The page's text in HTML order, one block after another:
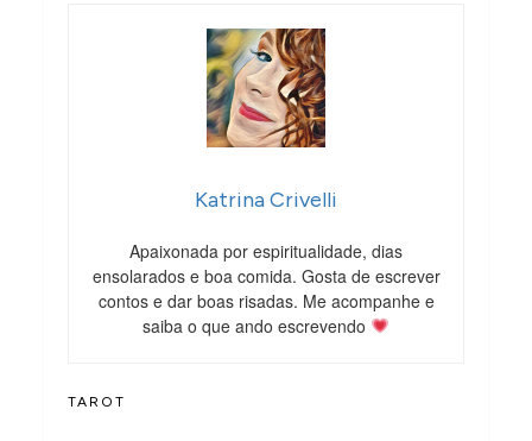
Katrina Crivelli
Apaixonada por espiritualidade, dias
ensolarados e boa comida. Gosta de escrever
contos e dar boas risadas. Me acompanhe e
saiba o que ando escrevendo
TAROT